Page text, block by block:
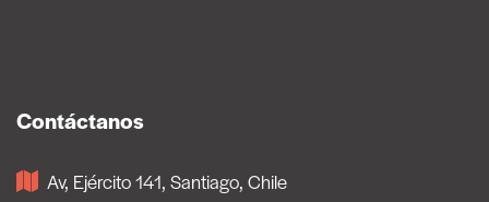
Contáctanos
Av, Ejército 141, Santiago, Chile